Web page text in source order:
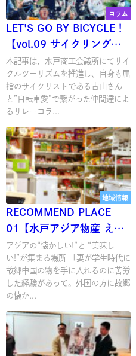
コラム
LET'S GO BY BICYCLE！
【vol.09 サイクリングで
その土地を知る】
本記事は、水戸商工会議所にてサイ
クルツーリズムを推進し、自身も屈
指のサイクリストである古山さん
と”自転車愛”で繋がった仲間達によ
るリレーコラ...
地域情報
RECOMMEND PLACE
01【水戸アジア物産 え
ん】
アジアの“懐かしい!”と “美味し
い!”が集まる場所 「妻が学生時代に
故郷中国の物を手に入れるのに苦労
した経験があって。外国の方に故郷
の懐か...